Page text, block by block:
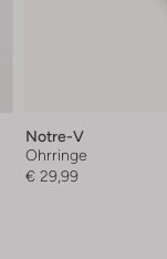
Notre-V
Ohrringe
€ 29,99